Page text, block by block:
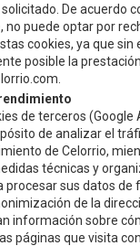
De acuerdo
no puede optar por
cookies, ya que sin
posible la
de terceros (Google
de analizar el
de Celorrio,
técnicas y
procesar sus datos de
de la
información sobre
páginas que visita
de datos y